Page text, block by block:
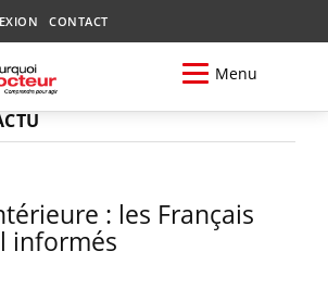
CONTACT
Menu
: les Français
informés